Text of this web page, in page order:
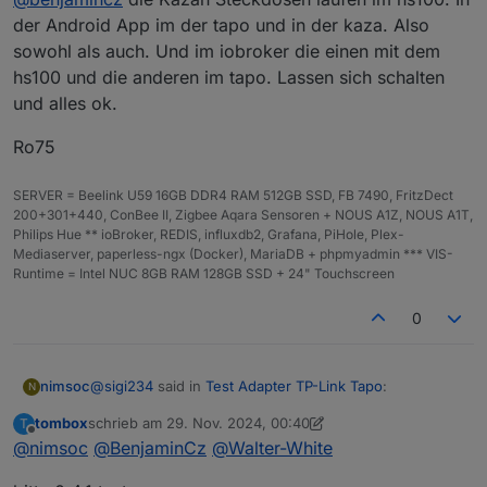
der Android App im der tapo und in der kaza. Also
sowohl als auch. Und im iobroker die einen mit dem
hs100 und die anderen im tapo. Lassen sich schalten
und alles ok.
Ro75
SERVER = Beelink U59 16GB DDR4 RAM 512GB SSD, FB 7490, FritzDect
200+301+440, ConBee II, Zigbee Aqara Sensoren + NOUS A1Z, NOUS A1T,
Philips Hue ** ioBroker, REDIS, influxdb2, Grafana, PiHole, Plex-
Mediaserver, paperless-ngx (Docker), MariaDB + phpmyadmin *** VIS-
Runtime = Intel NUC 8GB RAM 128GB SSD + 24" Touchscreen
0
N nimsoc@sigi234 said in Test Adapter TP-Link Tapo:
@nimsoc
Bitte benutzt die Code Tags Funktion ->
Hi, sorry, hier nochmal der 'debug' Log für
T
Offline
tomboxschrieb am 29. Nov. 2024, 00:40
zuletzt editiert von tombox
@nimsoc @BenjaminCz @Walter-White